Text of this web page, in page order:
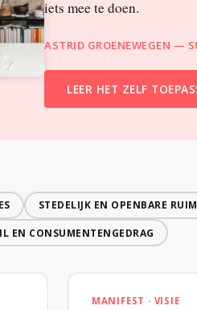
iets mee te doen.
ASTRID GROENEWEGEN —
LEER HET ZELF
STEDELIJK EN OPENBARE
EN CONSUMENTENGEDRAG
MANIFEST · VISIE